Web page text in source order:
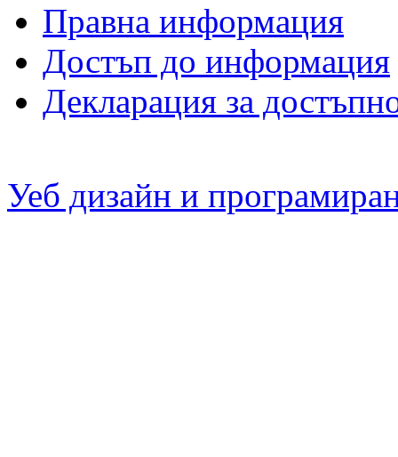
Правна информация
Достъп до информация
Декларация за
Уеб дизайн и